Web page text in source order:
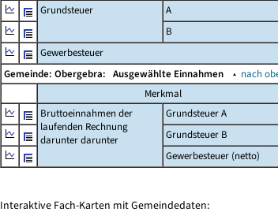
Grundsteuer
A
B
Gewerbesteuer
Gemeinde: Obergebra: Ausgewählte Einnahmen ▴ nach
Merkmal
Bruttoeinnahmen der
laufenden Rechnung
darunter darunter
Grundsteuer A
Grundsteuer B
Gewerbesteuer (netto)
Interaktive Fach-Karten mit Gemeindedaten: